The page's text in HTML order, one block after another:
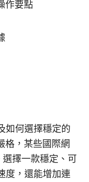
作要點
如何選擇穩定的
格，某些國際網
擇一款穩定、可
度，還能增加連